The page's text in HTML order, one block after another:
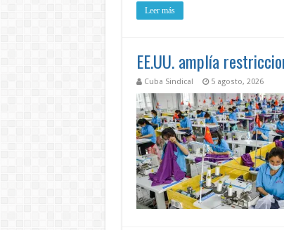
Leer más
EE.UU. amplía
Cuba Sindical 5 agosto, 2026